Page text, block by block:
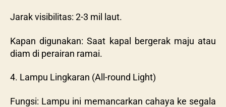
Jarak visibilitas: 2-3 mil laut.
Kapan digunakan: Saat kapal bergerak maju atau
diam di perairan ramai.
4. Lampu Lingkaran (All-round Light)
Fungsi: Lampu ini memancarkan cahaya ke segala